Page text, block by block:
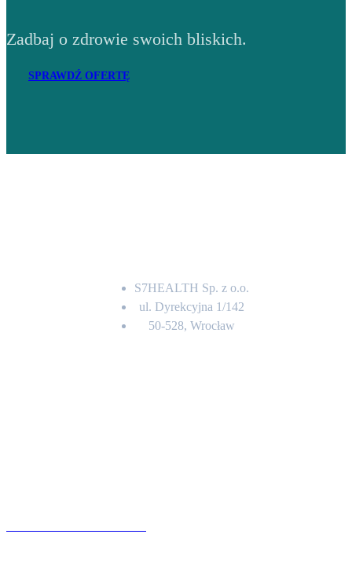
Zadbaj o zdrowie swoich bliskich.
SPRAWDŹ OFERTĘ
S7HEALTH Sp. z o.o.
ul. Dyrekcyjna 1/142
50-528, Wrocław